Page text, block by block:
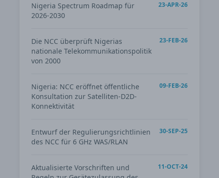
Nigeria Spectrum Roadmap für
2026-2030
23-APR-26
Die NCC überprüft Nigerias
nationale Telekommunikationspolitik
von 2000
23-FEB-26
Nigeria: NCC eröffnet öffentliche
Konsultation zur Satelliten-D2D-
Konnektivität
09-FEB-26
Entwurf der Regulierungsrichtlinien
des NCC für 6 GHz WAS/RLAN
30-SEP-25
Aktualisierte Vorschriften und
11-OCT-24